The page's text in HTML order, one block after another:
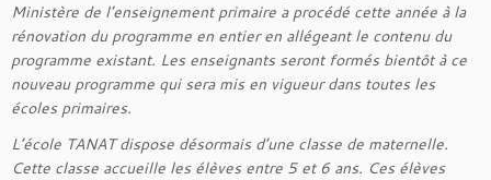
Ministère de l’enseignement primaire a procédé cette année à la
rénovation du programme en entier en allégeant le contenu du
programme existant. Les enseignants seront formés bientôt à ce
nouveau programme qui sera mis en vigueur dans toutes les
écoles primaires.
L’école TANAT dispose désormais d’une classe de maternelle.
Cette classe accueille les élèves entre 5 et 6 ans. Ces élèves